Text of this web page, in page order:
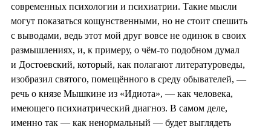
современных психологии и психиатрии. Такие мысли
могут показаться кощунственными, но не стоит спешить
с выводами, ведь этот мой друг вовсе не одинок в своих
размышлениях, и, к примеру, о чём-то подобном думал
и Достоевский, который, как полагают литературоведы,
изобразил святого, помещённого в среду обывателей, —
речь о князе Мышкине из «Идиота», — как человека,
имеющего психиатрический диагноз. В самом деле,
именно так — как ненормальный — будет выглядеть